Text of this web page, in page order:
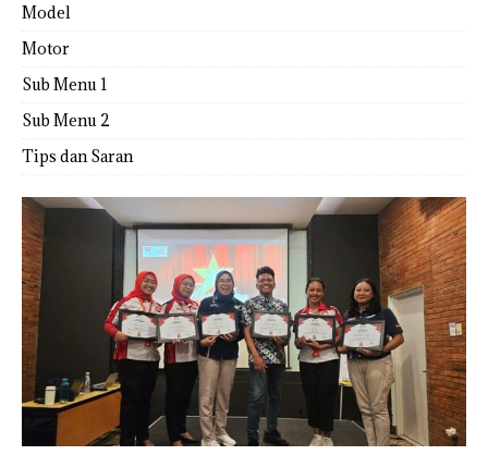
Model
Motor
Sub Menu 1
Sub Menu 2
Tips dan Saran